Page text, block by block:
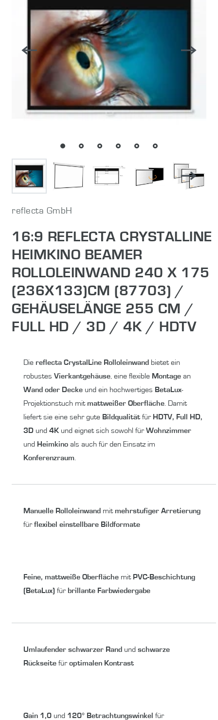
reflecta GmbH
16:9 REFLECTA CRYSTALLINE
HEIMKINO BEAMER
ROLLOLEINWAND 240 X 175
(236X133)CM (87703) /
GEHÄUSELÄNGE 255 CM /
FULL HD / 3D / 4K / HDTV
Die reflecta CrystalLine Rolloleinwand bietet ein
robustes Vierkantgehäuse , eine flexible Montage an
Wand oder Decke und ein hochwertiges BetaLux-
Projektionstuch mit mattweißer Oberfläche . Damit
liefert sie eine sehr gute Bildqualität für HDTV, Full HD,
3D und 4K und eignet sich sowohl fürWohnzimmer
und Heimkino als auch für den Einsatz im
Konferenzraum
Manuelle Rolloleinwand mit mehrstufiger Arretierung
fürflexibel einstellbare Bildformate
Feine, mattweiße Oberfläche mit PVC-Beschichtung
(BetaLux) für brillante Farbwiedergabe
Umlaufender schwarzer Rand und schwarze
Rückseite füroptimalen Kontrast
Gain 1,0 und 120° Betrachtungswinkel für